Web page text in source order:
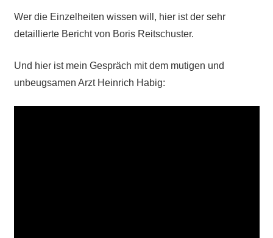
Wer die Einzelheiten wissen will, hier ist der sehr
detaillierte Bericht von Boris Reitschuster.
Und hier ist mein Gespräch mit dem mutigen und
unbeugsamen Arzt Heinrich Habig: